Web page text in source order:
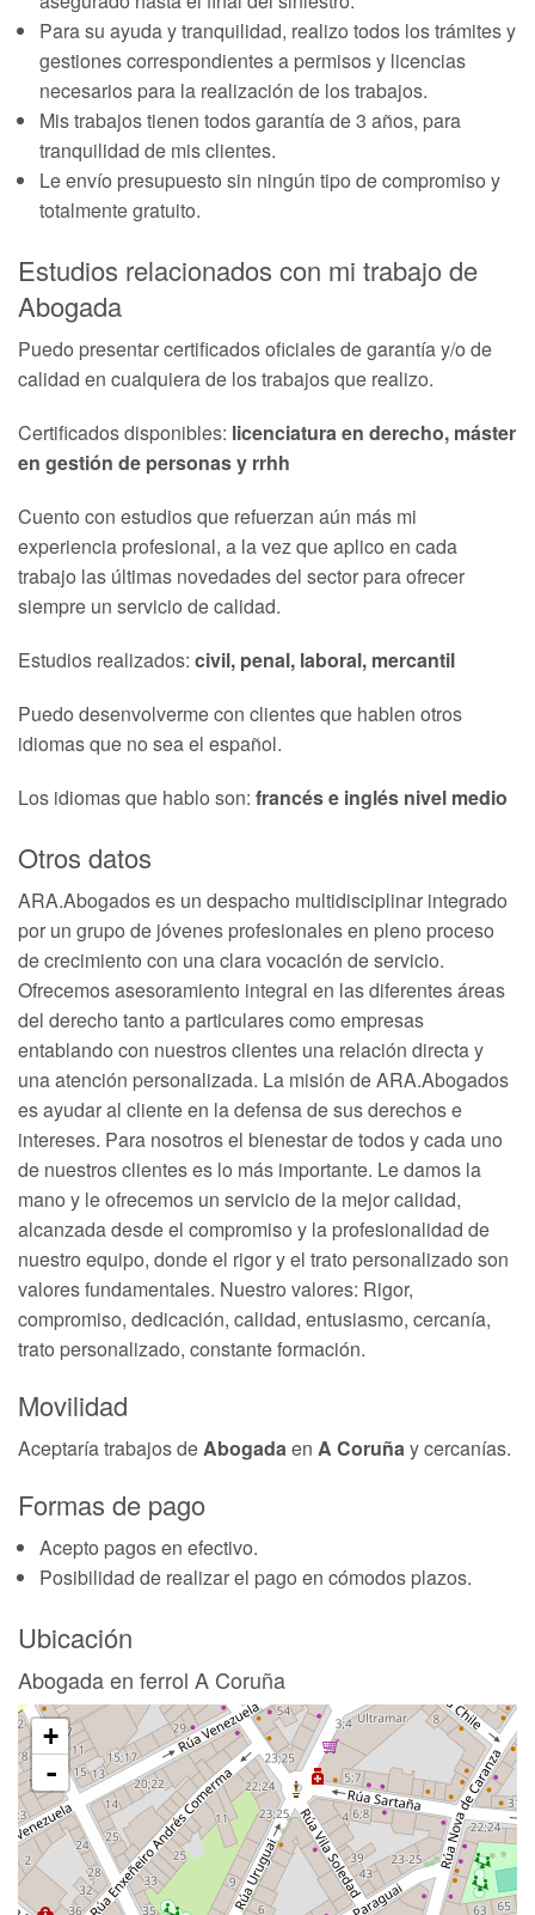
Para su ayuda y tranquilidad, realizo todos los trámites y
gestiones correspondientes a permisos y licencias
necesarios para la realización de los trabajos.
Mis trabajos tienen todos garantía de 3 años, para
tranquilidad de mis clientes.
Le envío presupuesto sin ningún tipo de compromiso y
totalmente gratuito.
Estudios relacionados con mi trabajo de
Abogada
Puedo presentar certificados oficiales de garantía y/o de
calidad en cualquiera de los trabajos que realizo.
Certificados disponibles: licenciatura en derecho, máster
en gestión de personas y rrhh
Cuento con estudios que refuerzan aún más mi
experiencia profesional, a la vez que aplico en cada
trabajo las últimas novedades del sector para ofrecer
siempre un servicio de calidad.
Estudios realizados: civil, penal, laboral, mercantil
Puedo desenvolverme con clientes que hablen otros
idiomas que no sea el español.
Los idiomas que hablo son: francés e inglés nivel medio
Otros datos
ARA.Abogados es un despacho multidisciplinar integrado
por un grupo de jóvenes profesionales en pleno proceso
de crecimiento con una clara vocación de servicio.
Ofrecemos asesoramiento integral en las diferentes áreas
del derecho tanto a particulares como empresas
entablando con nuestros clientes una relación directa y
una atención personalizada. La misión de ARA.Abogados
es ayudar al cliente en la defensa de sus derechos e
intereses. Para nosotros el bienestar de todos y cada uno
de nuestros clientes es lo más importante. Le damos la
mano y le ofrecemos un servicio de la mejor calidad,
alcanzada desde el compromiso y la profesionalidad de
nuestro equipo, donde el rigor y el trato personalizado son
valores fundamentales. Nuestro valores: Rigor,
compromiso, dedicación, calidad, entusiasmo, cercanía,
trato personalizado, constante formación.
Movilidad
Aceptaría trabajos deAbogadaen A Coruñay cercanías.
Formas de pago
Acepto pagos en efectivo.
Posibilidad de realizar el pago en cómodos plazos.
Ubicación
Abogada en ferrol A Coruña
+
-